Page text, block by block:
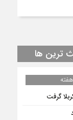
ترین ها
گرفت